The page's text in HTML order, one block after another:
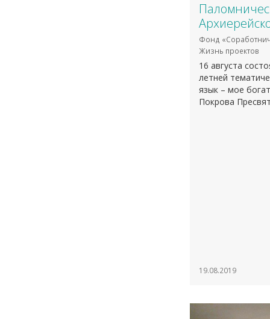
Фонд
Жизнь проектов
16 августа
летней
язык – мое
Покрова
19.08.2019